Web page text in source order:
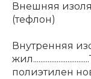
Внешняя
(тефлон)
Внутренняя
полиэтилен